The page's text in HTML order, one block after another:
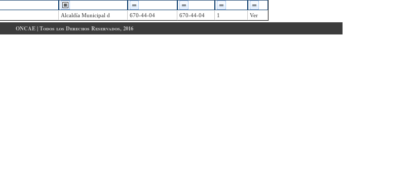
Alcaldía Municipal d 670-44-04 670-44-04 1 Ver
ONCAE | Todos los Derechos Reservados, 2016